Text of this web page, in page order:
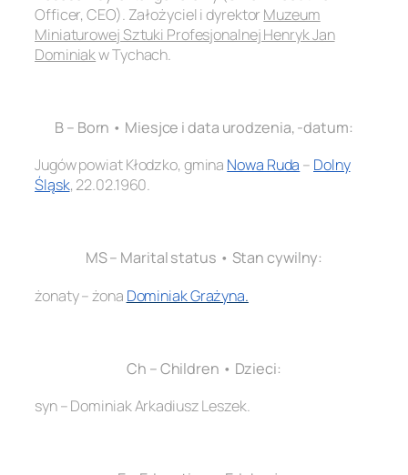
Officer, CEO). Założyciel i dyrektor Muzeum
Miniaturowej Sztuki Profesjonalnej Henryk Jan
Dominiakw Tychach.
B – Born • Miesjce i data urodzenia, -datum:
Jugów powiat Kłodzko, gmina Nowa Ruda – Dolny
Śląsk, 22.02.1960.
MS – Marital status • Stan cywilny:
żonaty – żona Dominiak Grażyna.
Ch – Children • Dzieci:
syn – Dominiak Arkadiusz Leszek.